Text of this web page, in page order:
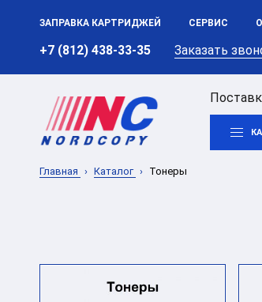
ЗАПРАВКА КАРТРИДЖЕЙ СЕРВИС
+7 (812) 438-33-35 Заказать
Главная Каталог Тонеры